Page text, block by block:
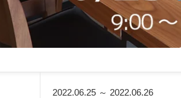
2022.06.25 ～ 2022.06.26